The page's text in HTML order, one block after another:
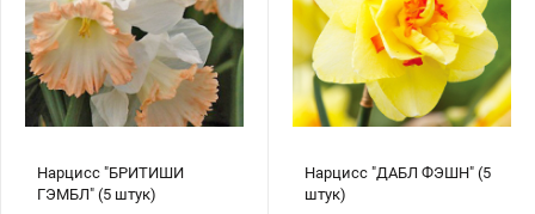
Нарцисс "БРИТИШИ
ГЭМБЛ" (5 штук)
Нарцисс "ДАБЛ ФЭШН" (5
штук)